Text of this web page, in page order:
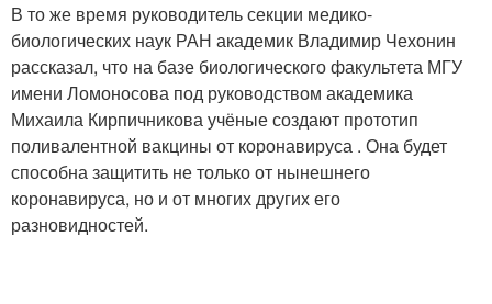
В то же время руководитель секции медико-
биологических наук РАН академик Владимир Чехонин
рассказал, что на базе биологического факультета МГУ
имени Ломоносова под руководством академика
Михаила Кирпичникова учёные создают прототип
поливалентной вакцины от коронавируса . Она будет
способна защитить не только от нынешнего
коронавируса, но и от многих других его
разновидностей.